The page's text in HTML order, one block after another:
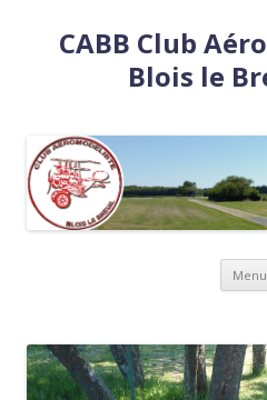
CABB Club
Blois le
Menu